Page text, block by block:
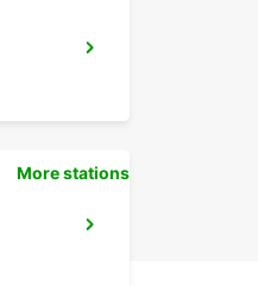
More stations